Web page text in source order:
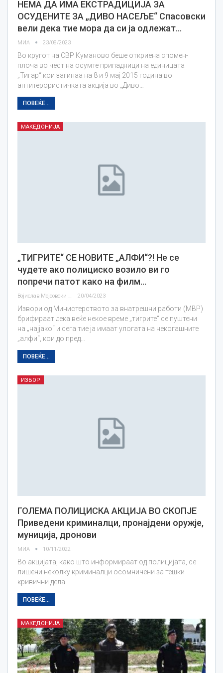
НЕМА ДА ИМА ЕКСТРАДИЦИЈА ЗА
ОСУДЕНИТЕ ЗА „ДИВО НАСЕЉЕ“ Спасовски
вели дека тие мора да си ја одлежат…
МИА 23/08/2023
Во кругот на СВР Куманово беше откриена спомен-
плоча во чест на осумте припадници на единицата
„Тигар“ кои загинаа на 8 и 9 мај 2015 година во
антитерористичката акција во „Диво…
ПОВЕЌЕ...
МАКЕДОНИЈА
„ТИГРИТЕ“ СЕ НОВИТЕ „АЛФИ“?! Не се
чудете ако полициско возило ви го
попречи патот како на филм…
Војислав Мојсовски 20/04/2023
Извори од Министерството за внатрешни работи (МВР)
брифираат дека веќе некое време „тигрите“ се пуштени
на „најјако“ и сега тие ја имаат улогата на некогашните
„алфи“, кои до пред…
ПОВЕЌЕ...
ИЗБОР
ГОЛЕМА ПОЛИЦИСКА АКЦИЈА ВО СКОПЈЕ
Приведени криминалци, пронајдени оружје,
муниција, дронови
МИА 10/11/2022
Во акцијата, како што информираат од полицијата, се
лишени неколку криминалци осомничени за тешки
кривични дела.
ПОВЕЌЕ...
МАКЕДОНИЈА